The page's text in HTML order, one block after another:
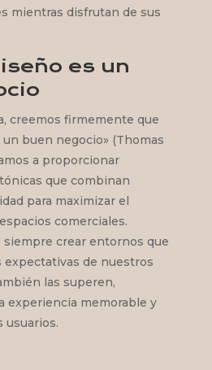
mientras disfrutan de sus
es un
creemos firmemente que
buen negocio» (Thomas
a proporcionar
que combinan
para maximizar el
comerciales.
crear entornos que
expectativas de nuestros
las superen,
experiencia memorable y
usuarios.